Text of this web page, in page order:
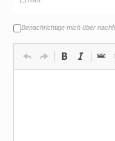
Benachrichtige mich über